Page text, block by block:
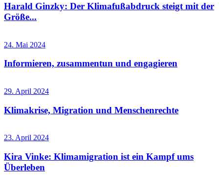
Harald Ginzky: Der Klimafußabdruck steigt mit der
Größe...
24. Mai 2024
Informieren, zusammentun und engagieren
29. April 2024
Klimakrise, Migration und Menschenrechte
23. April 2024
Kira Vinke: Klimamigration ist ein Kampf ums
Überleben